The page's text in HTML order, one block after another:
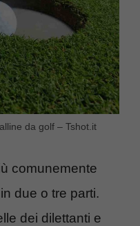
da golf – Tshot.it
comunemente
due o tre parti.
dei dilettanti e